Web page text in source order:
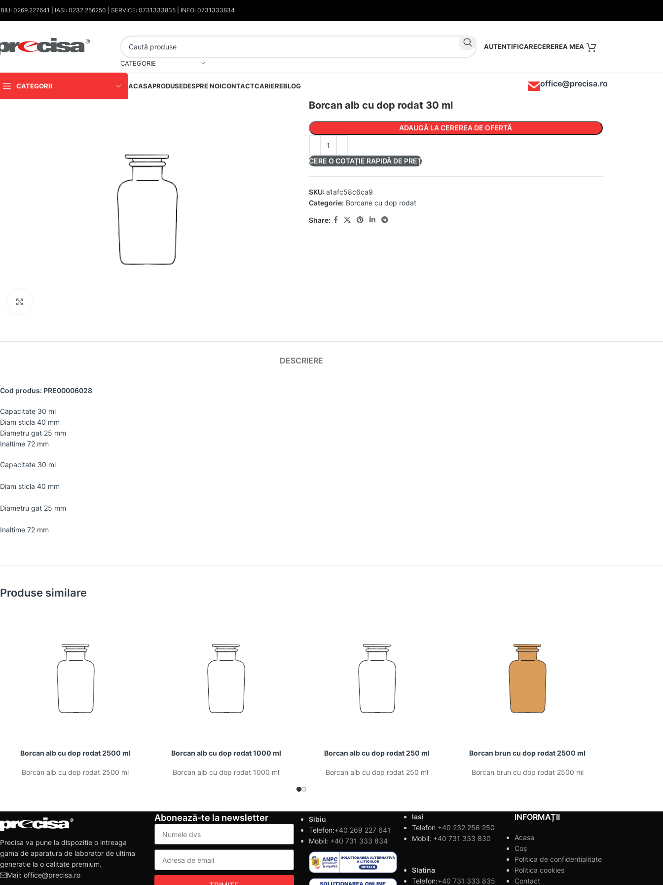
0269.227641 | IASI: 0232.256250 | SERVICE: 0731333835 | INFO: 0731333834
CATEGORIE
AUTENTIFICARE
CATEGORII ACASAPRODUSEDESPRE NOICONTACTCARIEREBLOG office@precisa.ro
Borcan alb cu dop rodat 30 ml
ADAUGĂ LA CEREREA DE OFERTĂ
CERE O COTAȚIE RAPIDĂ DE PREȚ
SKU: a1afc58c6ca9
Categorie: Borcane cu dop rodat
Share:
DESCRIERE
Cod produs: PRE00006028
Capacitate 30 ml
Diam sticla 40 mm
Diametru gat 25 mm
Inaltime 72 mm
Capacitate 30 ml
Diam sticla 40 mm
Diametru gat 25 mm
Inaltime 72 mm
Produse similare
Borcan alb cu dop rodat 2500 ml
Borcan alb cu dop rodat 2500 ml
Borcan alb cu dop rodat 1000 ml
Borcan alb cu dop rodat 1000 ml
Borcan alb cu dop rodat 250 ml
Borcan alb cu dop rodat 250 ml
Borcan brun cu dop rodat 2500 ml
Borcan brun cu dop rodat 2500 ml
Precisa va pune la dispozitie o intreaga
gama de aparatura de laborator de ultima
generatie la o calitate premium.
Mail: office@precisa.ro
Abonează-te la newsletter
Sibiu
Telefon:+40 269 227 641
Mobil: +40 731 333 834
Iasi
Telefon +40 232 256 250
Mobil: +40 731 333 830
Slatina
Telefon:+40 731 333 835
INFORMAȚII
Acasa
Coș
Politica de confidentialitate
Politica cookies
Contact